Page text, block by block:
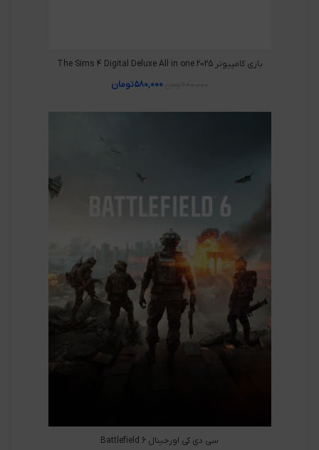
بازی کامپیوتر The Sims 4 Digital Deluxe All in one 2025
۵۸۰,۰۰۰تومان
سی دی کی اورجینال Battlefield 6